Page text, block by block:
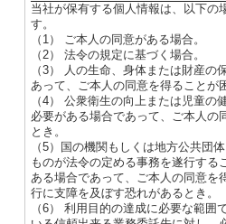
当社が保有する個人情報は、以下の
す。
（1） ご本人の同意がある場合。
（2） 法令の規定に基づく場合。
（3） 人の生命、身体または財産の
あって、ご本人の同意を得ることが
（4） 公衆衛生の向上または児童の
必要がある場合であって、ご本人の
とき。
（5）国の機関もしくは地方公共団
ものが法令の定める事務を遂行する
ある場合であって、ご本人の同意を
行に支障を及ぼす恐れがあるとき。
（6） 利用目的の達成に必要な範囲